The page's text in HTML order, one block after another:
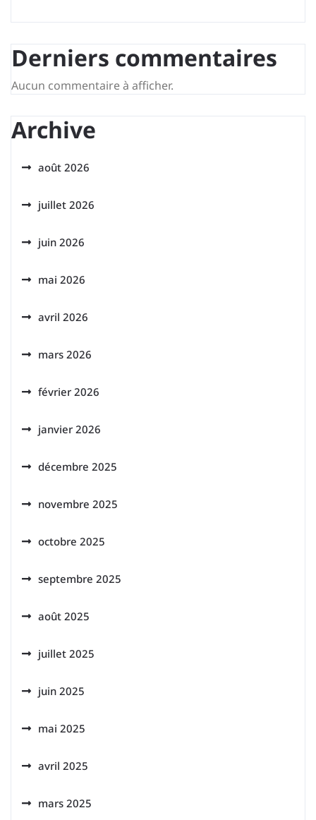
Derniers commentaires
Aucun commentaire à afficher.
Archive
août 2026
juillet 2026
juin 2026
mai 2026
avril 2026
mars 2026
février 2026
janvier 2026
décembre 2025
novembre 2025
octobre 2025
septembre 2025
août 2025
juillet 2025
juin 2025
mai 2025
avril 2025
mars 2025